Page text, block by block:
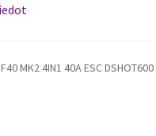
Oma tili Ostoskori
MK2 4IN1 40A ESC DSHOT600